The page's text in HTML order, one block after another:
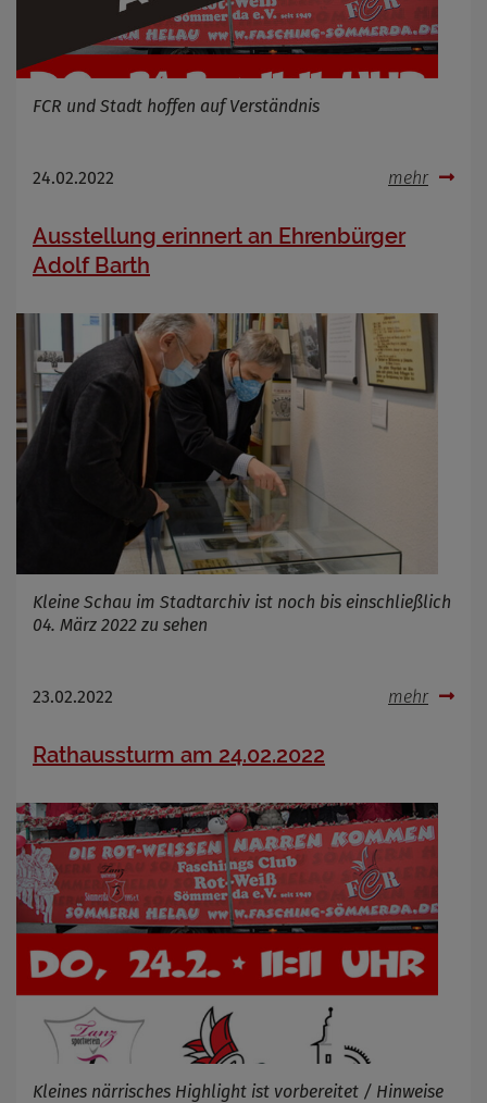
FCR und Stadt hoffen auf Verständnis
24.02.2022 mehr
Ausstellung erinnert an Ehrenbürger
Adolf Barth
Kleine Schau im Stadtarchiv ist noch bis einschließlich
04. März 2022 zu sehen
23.02.2022 mehr
Rathaussturm am 24.02.2022
Kleines närrisches Highlight ist vorbereitet / Hinweise